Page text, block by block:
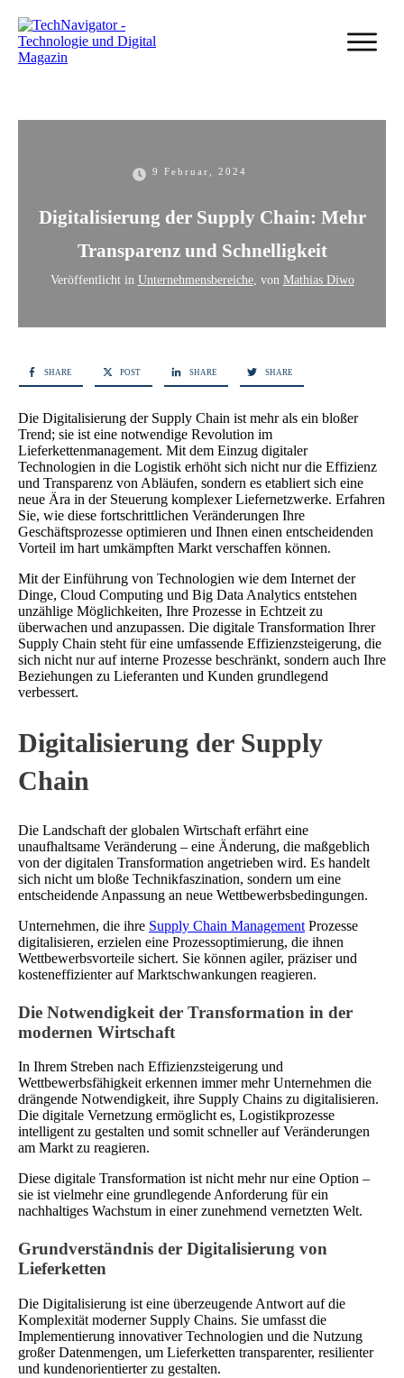
9 Februar, 2024
Digitalisierung der Supply Chain: Mehr
Transparenz und Schnelligkeit
Veröffentlicht in Unternehmensbereiche, von Mathias Diwo
SHARE POST SHARE SHARE
Die Digitalisierung der Supply Chain ist mehr als ein bloßer
Trend; sie ist eine notwendige Revolution im
Lieferkettenmanagement. Mit dem Einzug digitaler
Technologien in die Logistik erhöht sich nicht nur die Effizienz
und Transparenz von Abläufen, sondern es etabliert sich eine
neue Ära in der Steuerung komplexer Liefernetzwerke. Erfahren
Sie, wie diese fortschrittlichen Veränderungen Ihre
Geschäftsprozesse optimieren und Ihnen einen entscheidenden
Vorteil im hart umkämpften Markt verschaffen können.
Mit der Einführung von Technologien wie dem Internet der
Dinge, Cloud Computing und Big Data Analytics entstehen
unzählige Möglichkeiten, Ihre Prozesse in Echtzeit zu
überwachen und anzupassen. Die digitale Transformation Ihrer
Supply Chain steht für eine umfassende Effizienzsteigerung, die
sich nicht nur auf interne Prozesse beschränkt, sondern auch Ihre
Beziehungen zu Lieferanten und Kunden grundlegend
verbessert.
Digitalisierung der Supply
Chain
Die Landschaft der globalen Wirtschaft erfährt eine
unaufhaltsame Veränderung – eine Änderung, die maßgeblich
von der digitalen Transformation angetrieben wird. Es handelt
sich nicht um bloße Technikfaszination, sondern um eine
entscheidende Anpassung an neue Wettbewerbsbedingungen.
Unternehmen, die ihre Supply Chain Management Prozesse
digitalisieren, erzielen eine Prozessoptimierung, die ihnen
Wettbewerbsvorteile sichert. Sie können agiler, präziser und
kosteneffizienter auf Marktschwankungen reagieren.
Die Notwendigkeit der Transformation in der
modernen Wirtschaft
In Ihrem Streben nach Effizienzsteigerung und
Wettbewerbsfähigkeit erkennen immer mehr Unternehmen die
drängende Notwendigkeit, ihre Supply Chains zu digitalisieren.
Die digitale Vernetzung ermöglicht es, Logistikprozesse
intelligent zu gestalten und somit schneller auf Veränderungen
am Markt zu reagieren.
Diese digitale Transformation ist nicht mehr nur eine Option –
sie ist vielmehr eine grundlegende Anforderung für ein
nachhaltiges Wachstum in einer zunehmend vernetzten Welt.
Grundverständnis der Digitalisierung von
Lieferketten
Die Digitalisierung ist eine überzeugende Antwort auf die
Komplexität moderner Supply Chains. Sie umfasst die
Implementierung innovativer Technologien und die Nutzung
großer Datenmengen, um Lieferketten transparenter, resilienter
und kundenorientierter zu gestalten.